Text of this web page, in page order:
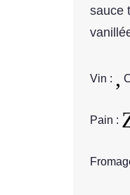
sauce
Vin :
Pain :